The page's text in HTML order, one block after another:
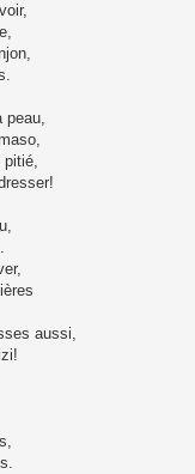
peau,
pitié,
aussi,